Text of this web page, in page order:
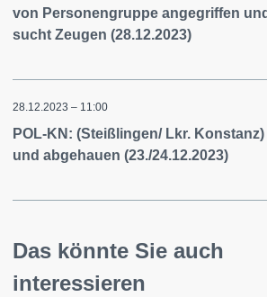
von Personengruppe angegriffen
sucht Zeugen (28.12.2023)
28.12.2023 – 11:00
POL-KN: (Steißlingen/ Lkr.
und abgehauen (23./24.12.2023)
Das könnte Sie auch
interessieren